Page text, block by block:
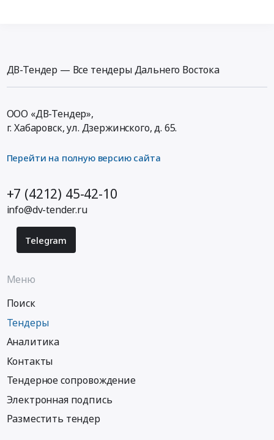
ДВ-Тендер — Все тендеры Дальнего Востока
ООО «ДВ-Тендер»,
г. Хабаровск,ул. Дзержинского, д. 65.
Перейти на полную версию сайта
+7 (4212) 45-42-10
info@dv-tender.ru
Telegram
Меню
Поиск
Тендеры
Аналитика
Контакты
Тендерное сопровождение
Электронная подпись
Разместить тендер